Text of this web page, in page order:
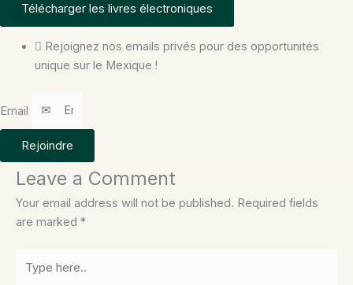
Télécharger les livres électroniques
Rejoignez nos emails privés pour des opportunités
unique sur le Mexique !
Email
Rejoindre
Leave a Comment
Your email address will not be published. Required fields
are marked *
here..